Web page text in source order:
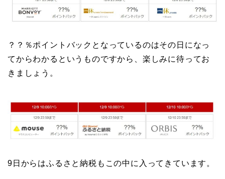
？？％ポイントバックとなっているのはその日になっ
てからわかるというものですから、楽しみに待ってお
きましょう。
9日からはふるさと納税もこの中に入ってきています。